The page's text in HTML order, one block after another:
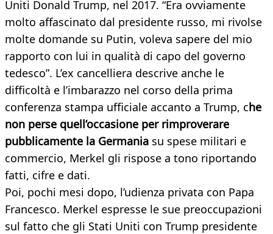
Uniti Donald Trump, nel 2017. “Era ovviamente
molto affascinato dal presidente russo, mi rivolse
molte domande su Putin, voleva sapere del mio
rapporto con lui in qualità di capo del governo
tedesco”. L’ex cancelliera descrive anche le
difficoltà e l’imbarazzo nel corso della prima
conferenza stampa ufficiale accanto a Trump, che
non perse quell’occasione per rimproverare
pubblicamente la Germania su spese militari e
commercio, Merkel gli rispose a tono riportando
fatti, cifre e dati.
Poi, pochi mesi dopo, l’udienza privata con Papa
Francesco. Merkel espresse le sue preoccupazioni
sul fatto che gli Stati Uniti con Trump presidente